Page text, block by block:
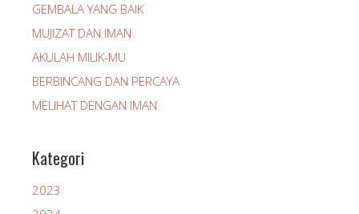
GEMBALA YANG BAIK
MUJIZAT DAN IMAN
AKULAH MILIK-MU
BERBINCANG DAN PERCAYA
MELIHAT DENGAN IMAN
Kategori
2023